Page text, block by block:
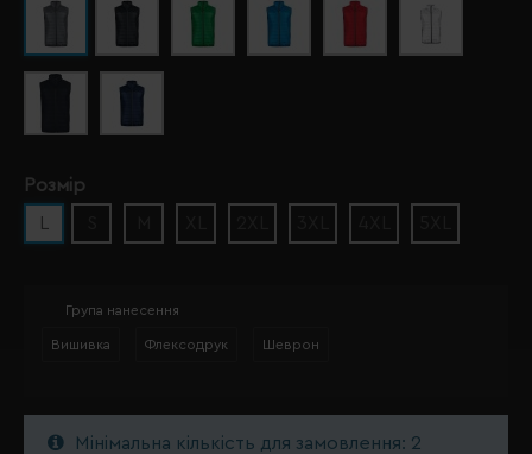
Розмір
Група нанесення
Вишивка Флексодрук Шеврон
Мінімальна кількість для замовлення: 2